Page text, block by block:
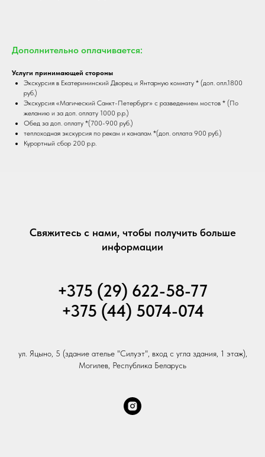
Дополнительно оплачивается:
Услуги принимающей стороны
Экскурсия в Екатерининский Дворец и Янтарную комнату * (доп. опл.1800
руб.)
Экскурсия «Магический Санкт-Петербург» с разведением мостов * (По
желанию и за доп. оплату 1000 р.р.)
Обед за доп. оплату *(700-900 руб.)
теплоходная экскурсия по рекам и каналам *(доп. оплата 900 руб.)
Курортный сбор 200 р.р.
Свяжитесь с нами, чтобы получить больше
информации
+375 (29) 622-58-77
+375 (44) 5074-074
ул. Яцыно, 5 (здание ателье "Силуэт", вход с угла здания, 1 этаж),
Могилев, Республика Беларусь